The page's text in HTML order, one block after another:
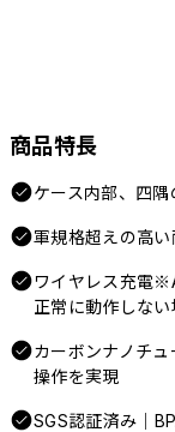
商品特長
ケース内部、四
軍規格超えの高
ワイヤレス充電
正常に動作しな
カーボンナノチ
操作を実現
SGS認証済み｜